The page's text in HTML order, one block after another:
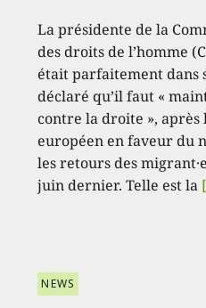
La présidente de la
des droits de l’homme
était parfaitement dans
déclaré qu’il faut «
contre la droite »,
européen en faveur du
les retours des
juin dernier. Telle est la
NEWS